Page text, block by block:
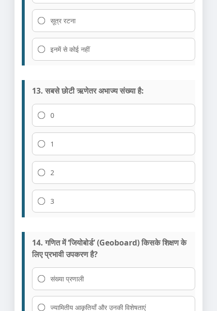
सूत्र रटना
इनमें से कोई नहीं
13. सबसे छोटी ऋणेतर अभाज्य संख्या है:
0
1
2
3
14. गणित में ‘जियोबोर्ड’ (Geoboard) किसके शिक्षण के
लिए प्रभावी उपकरण है?
संख्या प्रणाली
ज्यामितीय आकृतियाँ और उनकी विशेषताएं